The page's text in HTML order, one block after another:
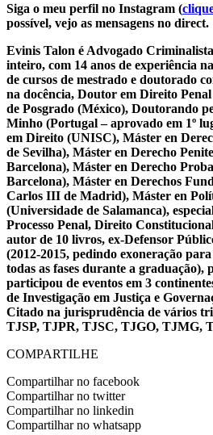
Siga o meu perfil no Instagram (
possível, vejo as mensagens no direct.
Evinis Talon é Advogado
inteiro, com 14 anos de experiência
de cursos de mestrado e doutorado
na docência, Doutor em Direito
de Posgrado (México), Doutorando
Minho (Portugal – aprovado em 1º
em Direito (UNISC), Máster en
de Sevilha), Máster en Derecho
Barcelona), Máster en Derecho
Barcelona), Máster en Derechos
Carlos III de Madrid), Máster en
(Universidade de Salamanca),
Processo Penal, Direito
autor de 10 livros, ex-Defensor
(2012-2015, pedindo exoneração
todas as fases durante a graduação),
participou de eventos em 3
de Investigação em Justiça e
Citado na jurisprudência de vários
TJSP, TJPR, TJSC, TJGO, TJMG,
COMPARTILHE
Compartilhar no facebook
Compartilhar no twitter
Compartilhar no linkedin
Compartilhar no whatsapp